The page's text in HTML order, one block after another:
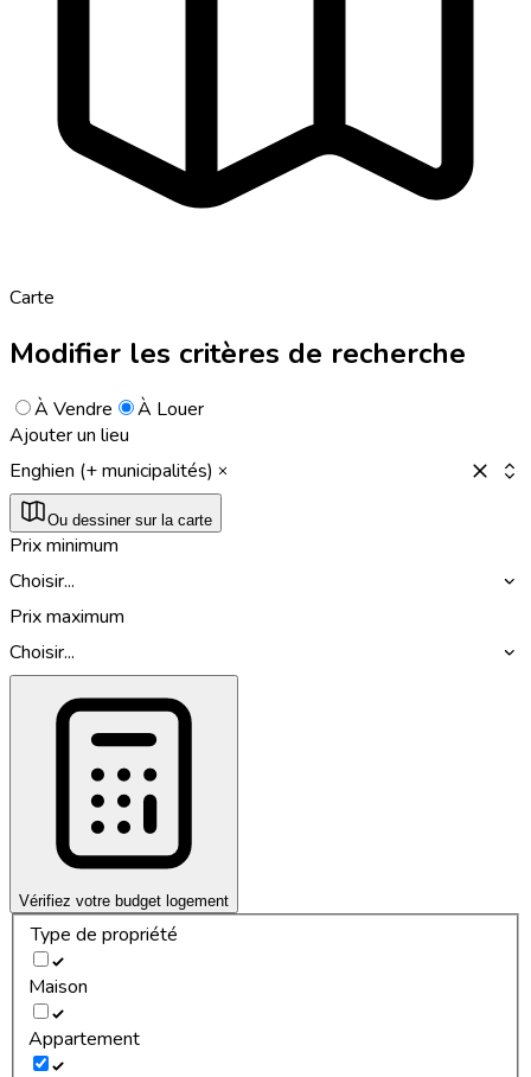
Carte
Modifier les critères de recherche
À Vendre
À Louer
Ajouter un lieu
Enghien (+ municipalités)
Ou dessiner sur la carte
Prix minimum
Choisir...
Prix maximum
Choisir...
Vérifiez votre budget logement
Type de propriété
Maison
Appartement